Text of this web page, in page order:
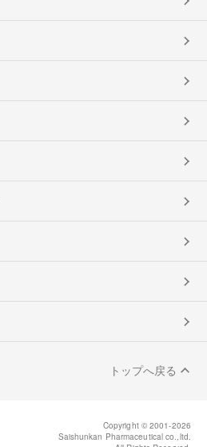
トップへ戻る
Copyright © 2001-2026
Saishunkan Pharmaceutical co.,ltd.